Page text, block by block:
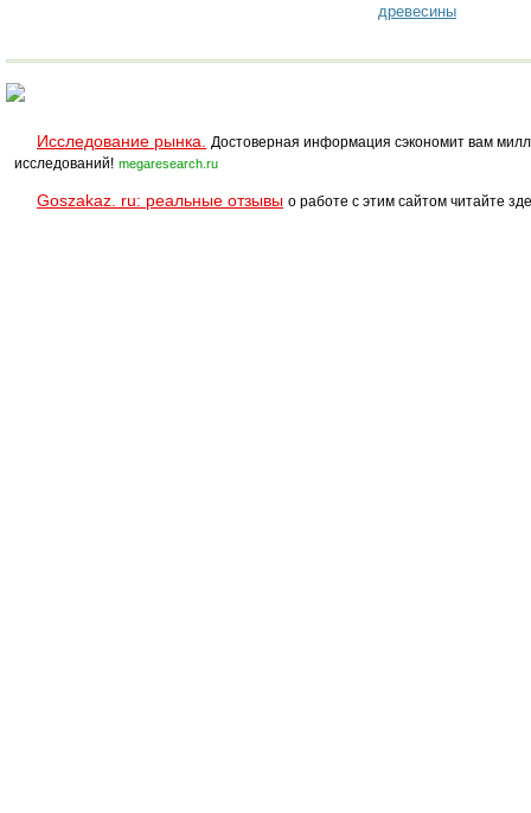
древесины
Исследование рынка.
Достоверная информация сэкономит вам
исследований! megaresearch.ru
Goszakaz. ru: реальные отзывы о работе с этим сайтом читайте